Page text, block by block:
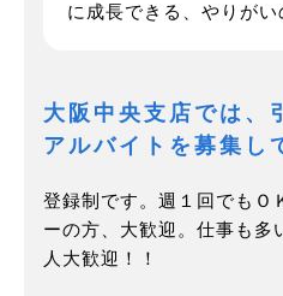
に成長できる、やりがい
大阪中央支店では、
アルバイトを募集し
登録制です。週１回でもＯ
ーの方、大歓迎。 仕事も多
人大歓迎！！